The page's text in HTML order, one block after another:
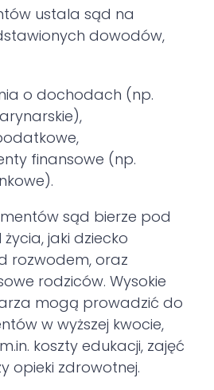
ustala sąd na
dowodów,
o dochodach (np.
finansowe (np.
sąd bierze pod
jaki dziecko
rozwodem, oraz
rodziców. Wysokie
mogą prowadzić do
w wyższej kwocie,
koszty edukacji, zajęć
opieki zdrowotnej.